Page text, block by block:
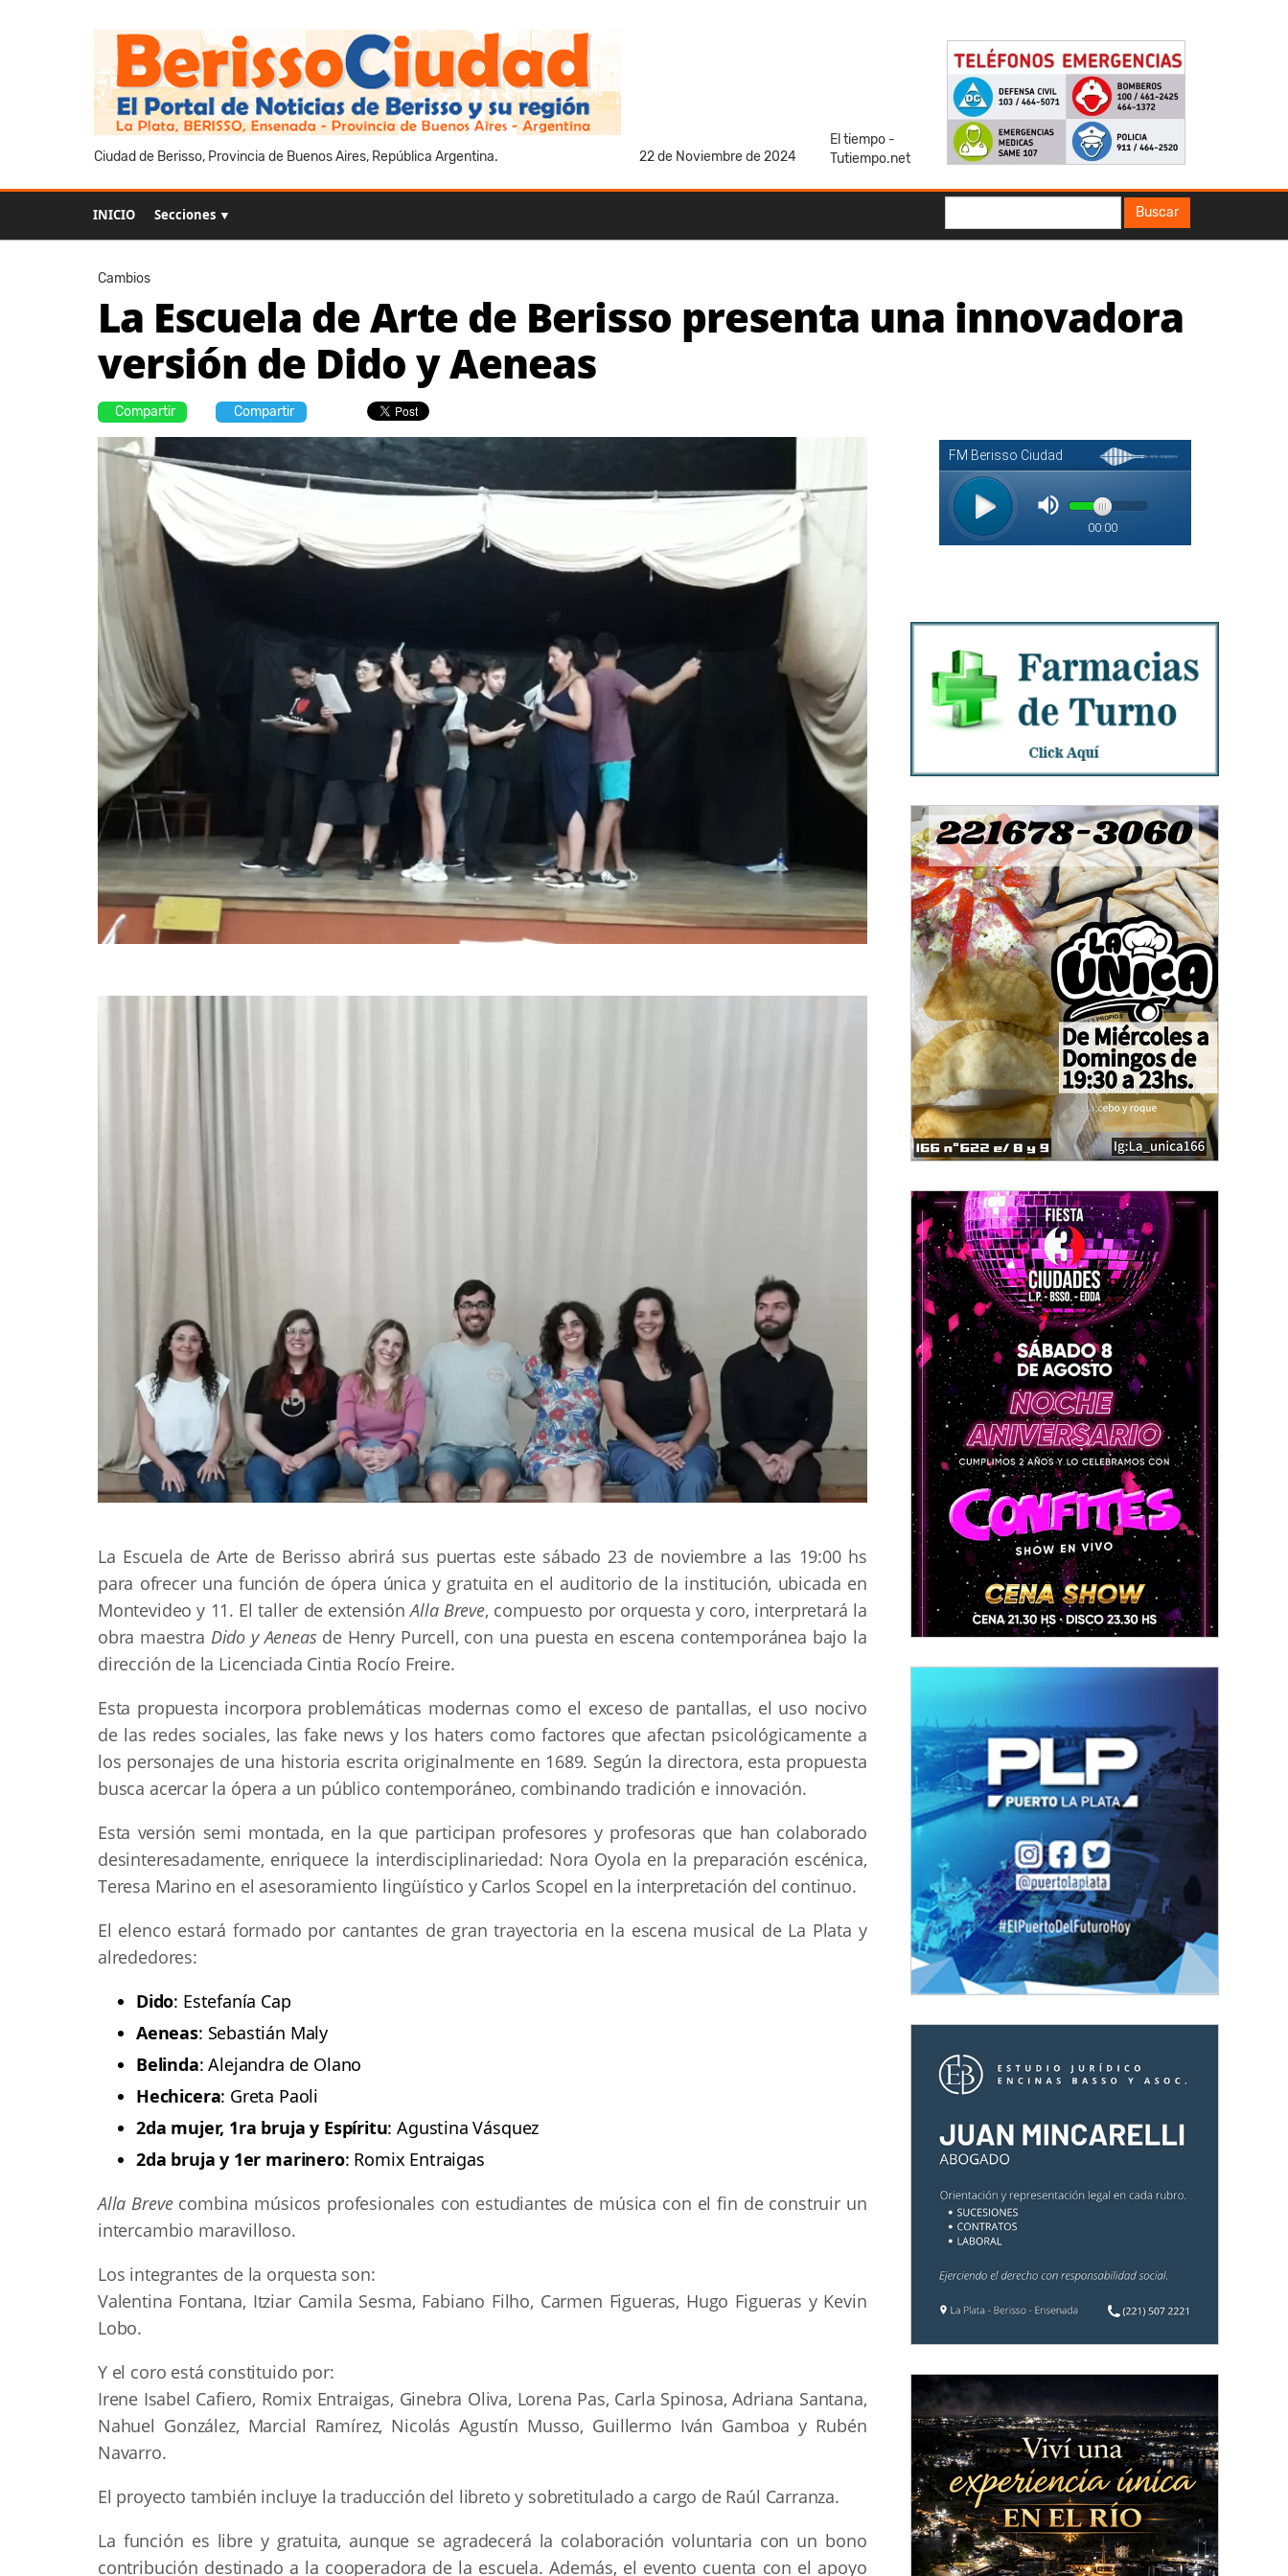
Ciudad de Berisso, Provincia de Buenos Aires, República Argentina. 22 de Noviembre de 2024
El tiempo -
Tutiempo.net
INICIO Secciones ▼ Buscar
Cambios
La Escuela de Arte de Berisso presenta una innovadora
versión de Dido y Aeneas
Compartir Compartir
La Escuela de Arte de Berisso abrirá sus puertas este sábado 23 de noviembre a las 19:00 hs
para ofrecer una función de ópera única y gratuita en el auditorio de la institución, ubicada en
Montevideo y 11. El taller de extensiónAlla Breve, compuesto por orquesta y coro, interpretará la
obra maestra Dido y Aeneas de Henry Purcell, con una puesta en escena contemporánea bajo la
dirección de la Licenciada Cintia Rocío Freire.
Esta propuesta incorpora problemáticas modernas como el exceso de pantallas, el uso nocivo
de las redes sociales, las fake news y los haters como factores que afectan psicológicamente a
los personajes de una historia escrita originalmente en 1689. Según la directora, esta propuesta
busca acercar la ópera a un público contemporáneo, combinando tradición e innovación.
Esta versión semi montada, en la que participan profesores y profesoras que han colaborado
desinteresadamente, enriquece la interdisciplinariedad: Nora Oyola en la preparación escénica,
Teresa Marino en el asesoramiento lingüístico y Carlos Scopel en la interpretación del continuo.
El elenco estará formado por cantantes de gran trayectoria en la escena musical de La Plata y
alrededores:
Dido: Estefanía Cap
Aeneas: Sebastián Maly
Belinda: Alejandra de Olano
Hechicera: Greta Paoli
2da mujer, 1ra bruja y Espíritu: Agustina Vásquez
2da bruja y 1er marinero: Romix Entraigas
Alla Brevecombina músicos profesionales con estudiantes de música con el fin de construir un
intercambio maravilloso.
Los integrantes de la orquesta son:
Valentina Fontana, Itziar Camila Sesma, Fabiano Filho, Carmen Figueras, Hugo Figueras y Kevin
Lobo.
Y el coro está constituido por:
Irene Isabel Cafiero, Romix Entraigas, Ginebra Oliva, Lorena Pas, Carla Spinosa, Adriana Santana,
Nahuel González, Marcial Ramírez, Nicolás Agustín Musso, Guillermo Iván Gamboa y Rubén
Navarro.
El proyecto también incluye la traducción del libreto y sobretitulado a cargo de Raúl Carranza.
La función es libre y gratuita, aunque se agradecerá la colaboración voluntaria con un bono
contribución destinado a la cooperadora de la escuela. Además, el evento cuenta con el apoyo